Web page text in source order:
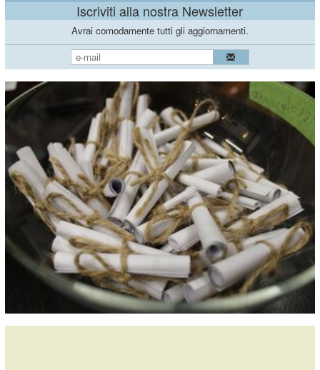
Iscriviti alla nostra Newsletter
Avrai comodamente tutti gli aggiornamenti.